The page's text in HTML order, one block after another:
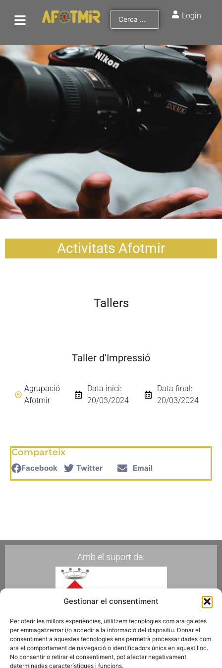
Gestionar el consentiment
Per oferir les millors experiències, utilitzem tecnologies com ara galetes
per emmagatzemar i/o accedir a la informació del dispositiu. Donar el
consentiment a aquestes tecnologies ens permetrà processar dades com
ara el comportament de navegació o identificadors únics en aquest lloc.
No consentir o retirar el consentiment, pot afectar negativament
determinades característiques i funcions.
Login
Activitats Afotmir
Tallers
Taller d’Impressió
Agrupació
Afotmir
Data inici:
20/03/2024
Data final:
20/03/2024
Comparteix
Facebook Twitter Email
Amb el suport de:
Membres de: